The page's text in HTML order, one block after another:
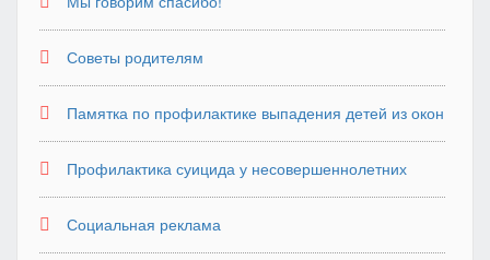
Советы родителям
Памятка по профилактике выпадения детей из окон
Профилактика суицида у несовершеннолетних
Социальная реклама